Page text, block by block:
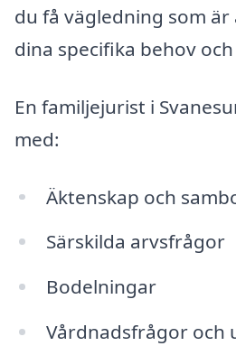
du få vägledning som
dina specifika behov
En familjejurist i
med:
Äktenskap och
Särskilda arvsfrågor
Bodelningar
Vårdnadsfrågor och